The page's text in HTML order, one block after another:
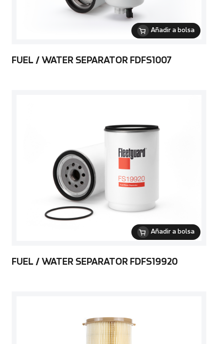
Añadir a bolsa
FUEL / WATER SEPARATOR FDFS1007
Añadir a bolsa
FUEL / WATER SEPARATOR FDFS19920